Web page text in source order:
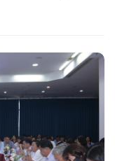
sóc dựa vào